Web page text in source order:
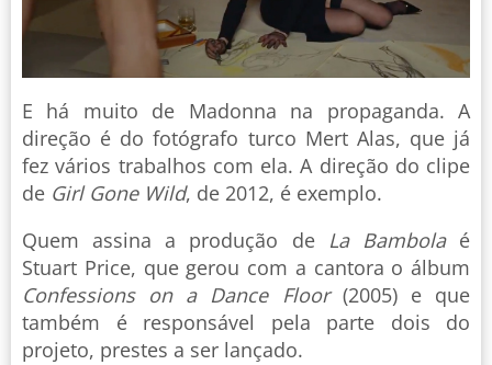
E há muito de Madonna na propaganda. A
direção é do fotógrafo turco Mert Alas, que já
fez vários trabalhos com ela. A direção do clipe
de Girl Gone Wild, de 2012, é exemplo.
Quem assina a produção de La Bambolaé
Stuart Price, que gerou com a cantora o álbum
Confessions on a Dance Floor(2005) e que
também é responsável pela parte dois do
projeto, prestes a ser lançado.